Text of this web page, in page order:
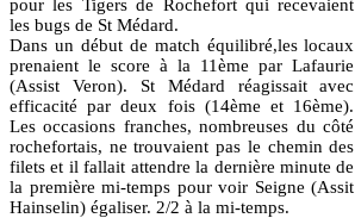
pour les Tigers de Rochefort qui recevaient
les bugs de St Médard.
Dans un début de match équilibré,les locaux
prenaient le score à la 11ème par Lafaurie
(Assist Veron). St Médard réagissait avec
efficacité par deux fois (14ème et 16ème).
Les occasions franches, nombreuses du côté
rochefortais, ne trouvaient pas le chemin des
filets et il fallait attendre la dernière minute de
la première mi-temps pour voir Seigne (Assit
Hainselin) égaliser. 2/2 à la mi-temps.